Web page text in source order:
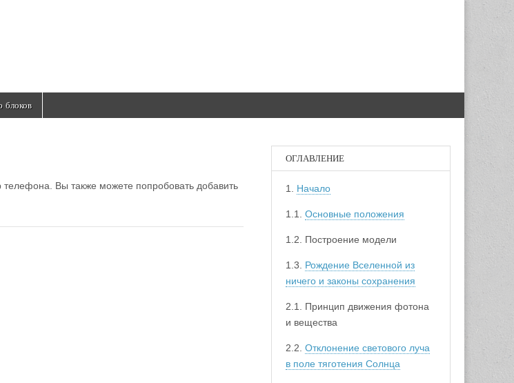
блоков
Вы также можете попробовать добавить
ОГЛАВЛЕНИЕ
1. Начало
1.1. Основные положения
1.2. Построение модели
1.3. Рождение Вселенной из
ничего и законы сохранения
2.1. Принцип движения фотона
и вещества
2.2. Отклонение светового луча
в поле тяготения Солнца